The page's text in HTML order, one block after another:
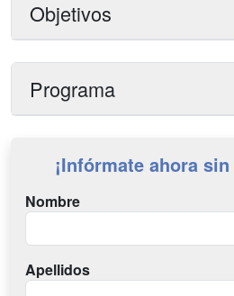
Objetivos
Programa
¡Infórmate ahora
Nombre
Apellidos